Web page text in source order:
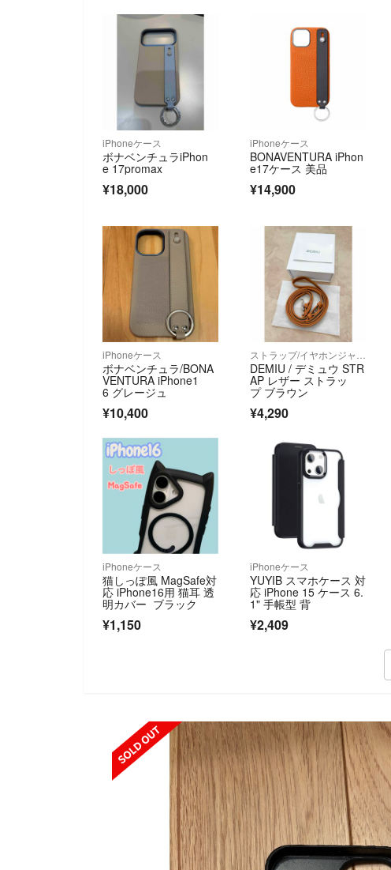
iPhoneケース
ボナベンチュラiPhon
e 17promax
¥18,000
iPhoneケース
BONAVENTURA iPhon
e17ケース 美品
¥14,900
iPhoneケース
ボナベンチュラ/BONA
VENTURA iPhone1
6 グレージュ
¥10,400
DEMIU / デミュウ STR
AP レザー ストラッ
プ ブラウン
¥4,290
iPhoneケース
猫しっぽ風 MagSafe対
応 iPhone16用 猫耳 透
明カバー ブラック
¥1,150
iPhoneケース
YUYIB スマホケース 対
応 iPhone 15 ケース 6.
1" 手帳型 背
¥2,409
SOLD OUT